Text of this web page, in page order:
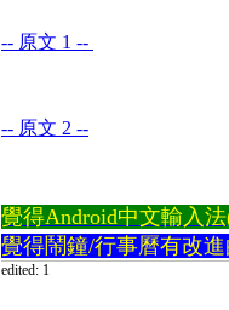
-- 原文 1 --
-- 原文 2 --
覺得Android中文輸入
覺得鬧鐘/行事曆有改進
edited: 1